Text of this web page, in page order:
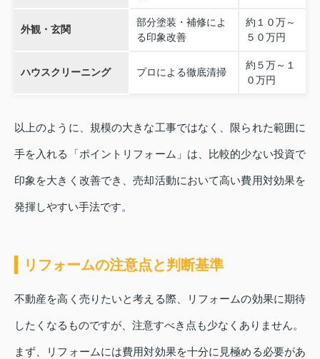
外観・玄関
部分塗装・補修によ
る印象改善
約１０万～
５０万円
ハウスクリーニング プロによる徹底清掃
約５万～１
０万円
以上のように、規模の大きな工事ではなく、限られた範囲に
手を入れる「ポイントリフォーム」は、比較的少ない投資で
印象を大きく改善でき、売却活動において高い費用対効果を
発揮しやすい手法です。
リフォームの注意点と判断基準
不動産を高く売りたいと考える際、リフォームの効果に期待
したくなるものですが、注意すべき点も少なくありません。
まず、リフォームには費用対効果を十分に見極める必要があ